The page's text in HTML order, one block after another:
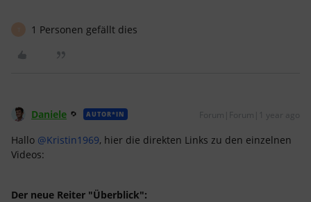
1 Personen gefällt dies
Daniele AUTOR*IN Forum|Forum|1 year ago
Hallo ​ @Kristin1969, hier die direkten Links zu den einzelnen
Videos:
Der neue Reiter "Überblick":